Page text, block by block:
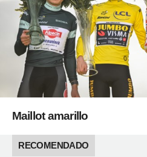
Maillot amarillo
RECOMENDADO